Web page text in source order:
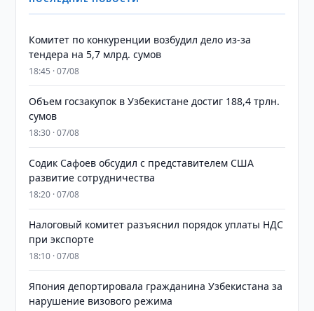
Комитет по конкуренции возбудил дело из-за
тендера на 5,7 млрд. сумов
18:45 · 07/08
​​​​​​​Объем госзакупок в Узбекистане достиг 188,4 трлн.
сумов
18:30 · 07/08
Содик Сафоев обсудил с представителем США
развитие сотрудничества
18:20 · 07/08
Налоговый комитет разъяснил порядок уплаты НДС
при экспорте
18:10 · 07/08
Япония депортировала гражданина Узбекистана за
нарушение визового режима